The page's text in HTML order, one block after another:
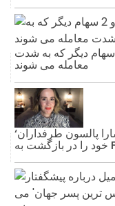
اسکایپ مایکروسافت تحت تحقیق و 2 سهام دیگر که به شدت
معامله می شوند
‘داستان ترسناک آمریکایی’ فصل 10: سارا پالسون طرفداران